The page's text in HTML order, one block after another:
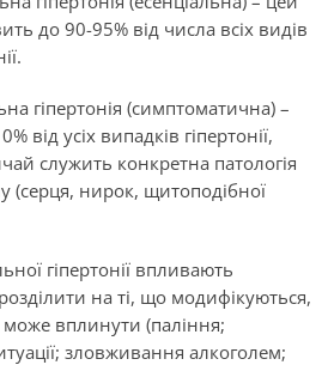
до 90-95% від числа всіх видів
гіпертонія (симптоматична) –
від усіх випадків гіпертонії,
служить конкретна патологія
(серця, нирок, щитоподібної
гіпертонії впливають
на ті, що модифікуються,
вплинути (паління;
зловживання алкоголем;